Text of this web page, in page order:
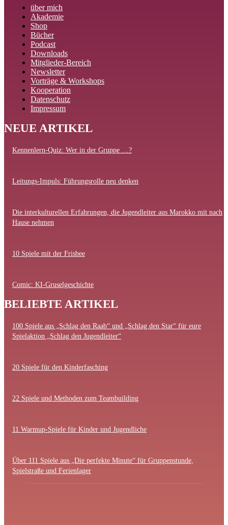
über mich
Akademie
Shop
Bücher
Podcast
Downloads
Mitglieder-Bereich
Newsletter
Vorträge & Workshops
Kooperation
Datenschutz
Impressum
NEUE ARTIKEL
Kennenlern-Quiz: Wer in der Gruppe …?
Leitungs-Impuls: Führungsrolle neu denken
Die interkulturellen Erfahrungen, die Jugendleiter aus Marokko mit nach
Hause nehmen
10 Spiele mit der Frisbee
Comic: KI-Gruselgeschichte
BELIEBTE ARTIKEL
100 Spiele aus „Schlag den Raab“ und „Schlag den Star“ für eure
Spielaktion „Schlag den Jugendleiter“
20 Spiele für den Kinderfasching
22 Spiele und Methoden zum Teambuilding
11 Warmup-Spiele für Kinder und Jugendliche
Über 111 Spiele aus „Die perfekte Minute“ für Gruppenstunde,
Spielstraße und Ferienlager